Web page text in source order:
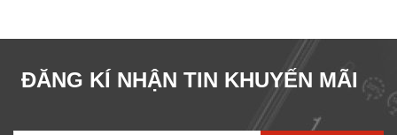
ĐĂNG KÍ NHẬN TIN KHUYẾN MÃI